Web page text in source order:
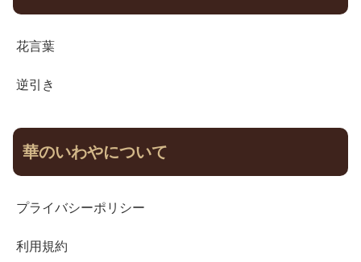
花言葉
逆引き
華のいわやについて
プライバシーポリシー
利用規約